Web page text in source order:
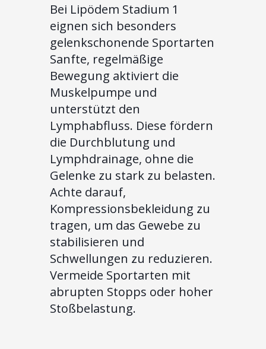
Bei Lipödem Stadium 1
eignen sich besonders
gelenkschonende Sportarten
Sanfte, regelmäßige
Bewegung aktiviert die
Muskelpumpe und
unterstützt den
Lymphabfluss. Diese fördern
die Durchblutung und
Lymphdrainage, ohne die
Gelenke zu stark zu belasten.
Achte darauf,
Kompressionsbekleidung zu
tragen, um das Gewebe zu
stabilisieren und
Schwellungen zu reduzieren.
Vermeide Sportarten mit
abrupten Stopps oder hoher
Stoßbelastung.